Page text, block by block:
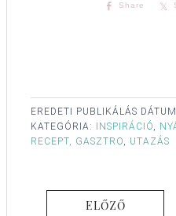
Share
EREDETI PUBLIKÁLÁS
KATEGÓRIA:
INSPIRÁCIÓ,
RECEPT, GASZTRO, UTAZÁS
ELŐZŐ